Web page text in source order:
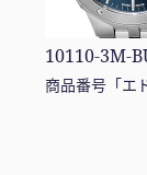
10110-3M-
商品番号「エ